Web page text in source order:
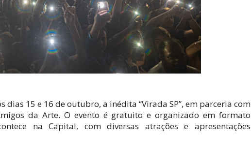
15 e 16 de outubro, a inédita “Virada SP”, em parceria com
da Arte. O evento é gratuito e organizado em formato
na Capital, com diversas atrações e apresentações